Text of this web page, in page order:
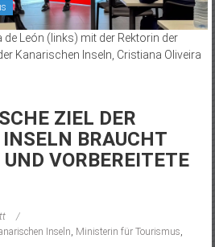
de León (links) mit der Rektorin der
Kanarischen Inseln, Cristiana Oliveira
ZIEL DER
BRAUCHT
VORBEREITETE
Inseln, Ministerin für Tourismus,